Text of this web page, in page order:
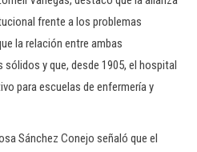
frente a los problemas
la relación entre ambas
y que, desde 1905, el hospital
para escuelas de enfermería y
Sánchez Conejo señaló que el